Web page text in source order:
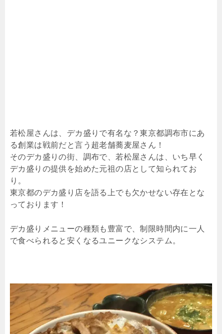
若松屋さんは、デカ盛りで有名な？東京都調布市にあ
る創業は戦前だと言う超老舗蕎麦屋さん！
そのデカ盛りの街、調布で、若松屋さんは、いち早く
デカ盛りの提供を始めた元祖の店として知られてお
り。
東京都のデカ盛り店を語る上でも欠かせない存在とな
っております！
デカ盛りメニューの種類も豊富で、制限時間内に一人
で食べられると安くなるユニークなシステム。